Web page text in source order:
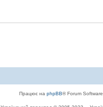
Працює на phpBB® Forum